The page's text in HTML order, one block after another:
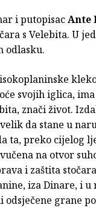
i putopisacAnte
s Velebita. U
odlasku.
svojih iglica,
znači život.
da stane u
ta, preko cijelog
na otvor
i zaštita
iza Dinare, i
grane